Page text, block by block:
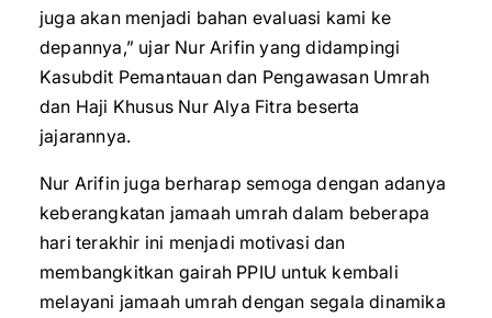
juga akan menjadi bahan evaluasi kami ke
depannya,” ujar Nur Arifin yang didampingi
Kasubdit Pemantauan dan Pengawasan Umrah
dan Haji Khusus Nur Alya Fitra beserta
jajarannya.
Nur Arifin juga berharap semoga dengan adanya
keberangkatan jamaah umrah dalam beberapa
hari terakhir ini menjadi motivasi dan
membangkitkan gairah PPIU untuk kembali
melayani jamaah umrah dengan segala dinamika